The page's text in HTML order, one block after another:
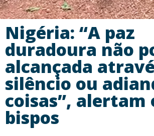
Nigéria: “A paz
duradoura não
alcançada
silêncio ou
coisas”, alertam
bispos